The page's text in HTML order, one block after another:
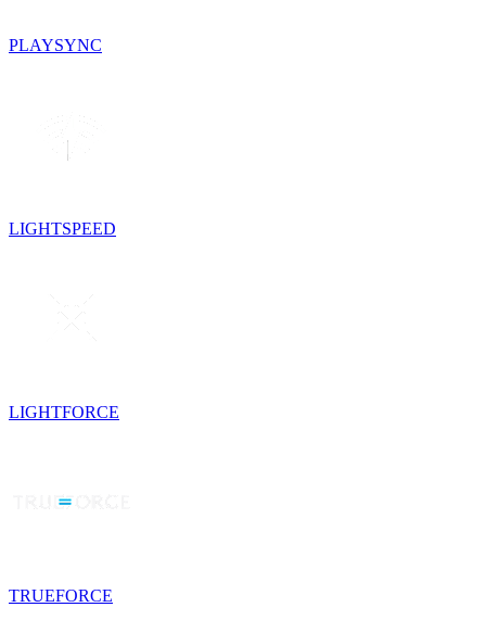
PLAYSYNC
LIGHTSPEED
LIGHTFORCE
TRUEFORCE